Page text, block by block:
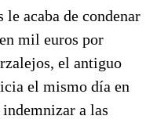
acaba de condenar
mil euros por
el antiguo
el mismo día en
a las